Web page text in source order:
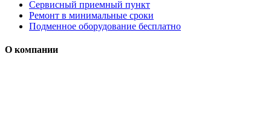
Сервисный приемный пункт
Ремонт в минимальные сроки
Подменное оборудование бесплатно
О компании